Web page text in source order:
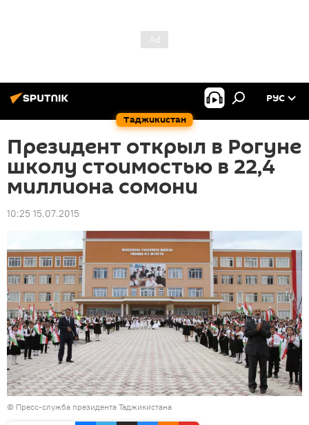
Таджикистан
РУС
Президент открыл в Рогуне
школу стоимостью в 22,4
миллиона сомони
10:25 15.07.2015
© Пресс-служба президента Таджикистана